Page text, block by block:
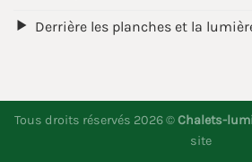
Derrière les planches et la
Tous droits réservés 2026 ©Chalets-
site